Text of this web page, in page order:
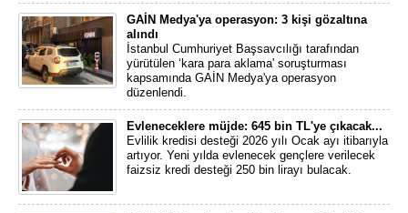
GAİN Medya'ya operasyon: 3 kişi gözaltına
alındı
İstanbul Cumhuriyet Başsavcılığı tarafından
yürütülen ‘kara para aklama' soruşturması
kapsamında GAİN Medya'ya operasyon
düzenlendi.
Evleneceklere müjde: 645 bin TL'ye çıkacak...
Evlilik kredisi desteği 2026 yılı Ocak ayı itibarıyla
artıyor. Yeni yılda evlenecek gençlere verilecek
faizsiz kredi desteği 250 bin lirayı bulacak.